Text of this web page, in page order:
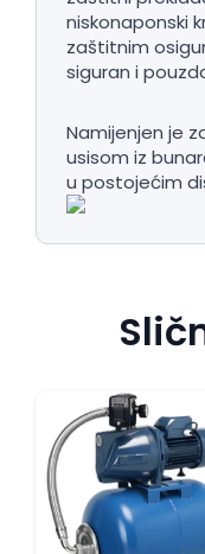
niskonaponski
zaštitnim
siguran i
Namijenjen je
usisom iz
u postojećim